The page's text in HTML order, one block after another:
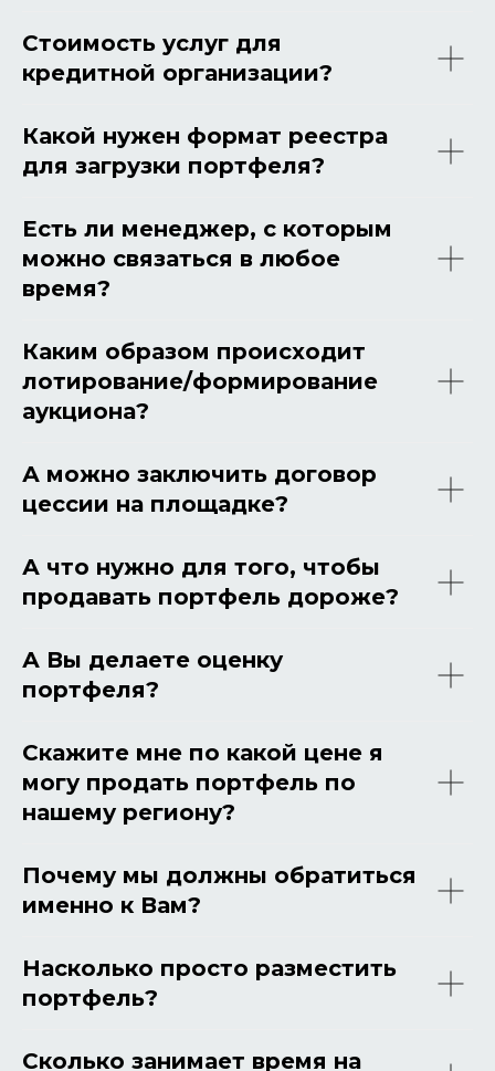
Стоимость услуг для
кредитной организации?
Какой нужен формат реестра
для загрузки портфеля?
Есть ли менеджер, с которым
можно связаться в любое
время?
Каким образом происходит
лотирование/формирование
аукциона?
А можно заключить договор
цессии на площадке?
А что нужно для того, чтобы
продавать портфель дороже?
А Вы делаете оценку
портфеля?
Скажите мне по какой цене я
могу продать портфель по
нашему региону?
Почему мы должны обратиться
именно к Вам?
Насколько просто разместить
портфель?
Сколько занимает время на